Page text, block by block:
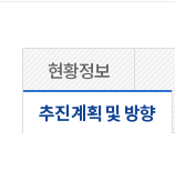
현황정보
추진계획 및 방향